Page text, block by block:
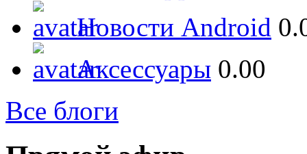
Новости Android
Аксессуары 0.00
Все блоги